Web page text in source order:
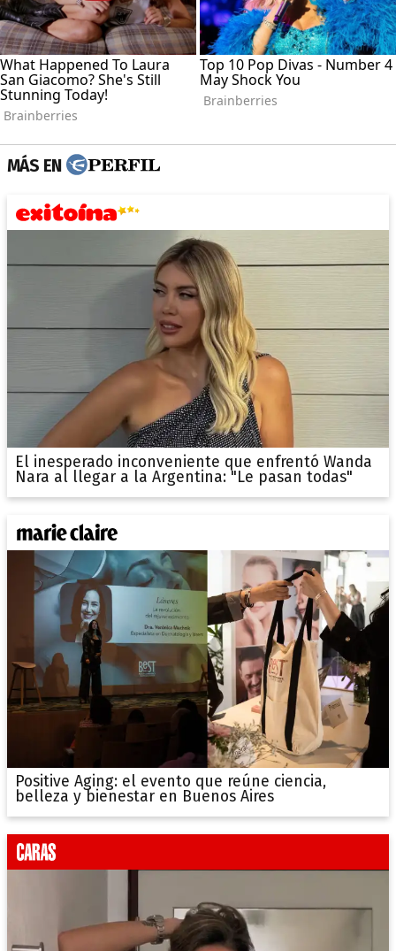
MÁS EN
El inesperado inconveniente que enfrentó Wanda
Nara al llegar a la Argentina: "Le pasan todas"
Positive Aging: el evento que reúne ciencia,
belleza y bienestar en Buenos Aires